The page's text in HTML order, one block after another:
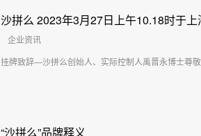
沙拼么 2023年3月27日上午10.18时于
企业资讯
挂牌致辞—沙拼么创始人、实际控制人禹晋永博士尊
“沙拼么”品牌释义